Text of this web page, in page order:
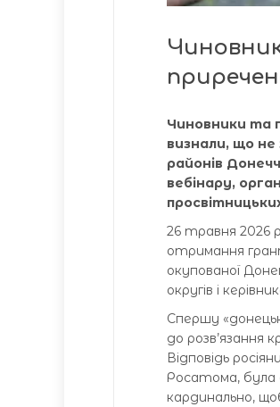
Чиновники та
визнали, що не
районів
вебінару,
26 травня 2026
отримання
окупованої
округів і
Спершу
до розв’язання
Відповідь
Росатома, була
кардинально,